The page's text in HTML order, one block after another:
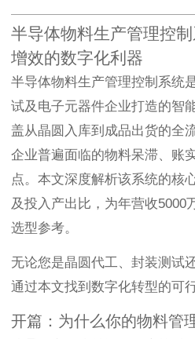
半导体物料生产管理控
增效的数字化利器
半导体物料生产管理控制系统
试及电子元器件企业打造的智
盖从晶圆入库到成品出货的全
企业普遍面临的物料呆滞、账
点。本文深度解析该系统的核
及投入产出比，为年营收5000
选型参考。
无论您是晶圆代工、封装测试
通过本文找到数字化转型的可
开篇：为什么你的物料管